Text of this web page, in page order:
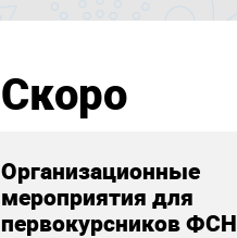
Скоро
Организационные
мероприятия для
первокурсников ФСН